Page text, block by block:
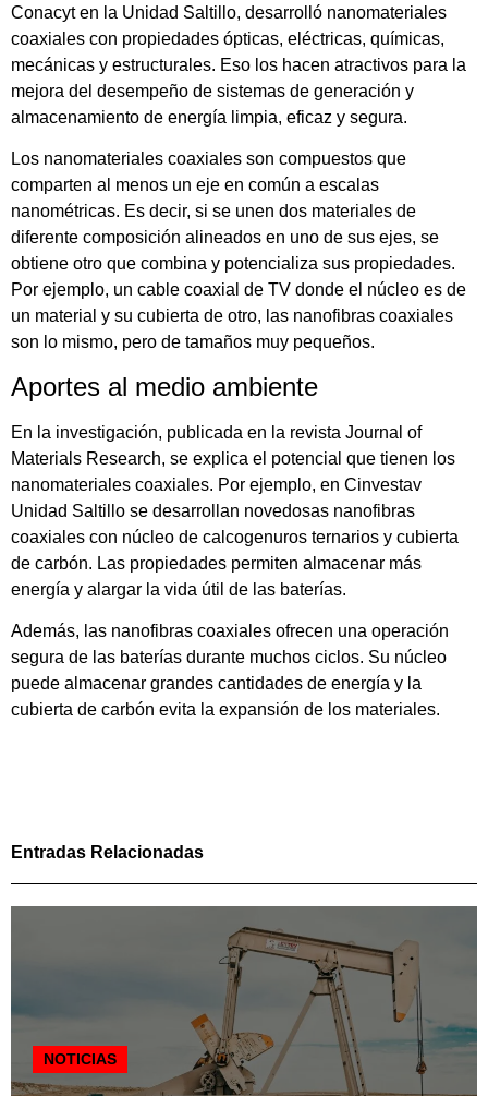
Conacyt en la Unidad Saltillo, desarrolló nanomateriales
coaxiales con propiedades ópticas, eléctricas, químicas,
mecánicas y estructurales. Eso los hacen atractivos para la
mejora del desempeño de sistemas de generación y
almacenamiento de energía limpia, eficaz y segura.
Los nanomateriales coaxiales son compuestos que
comparten al menos un eje en común a escalas
nanométricas. Es decir, si se unen dos materiales de
diferente composición alineados en uno de sus ejes, se
obtiene otro que combina y potencializa sus propiedades.
Por ejemplo, un cable coaxial de TV donde el núcleo es de
un material y su cubierta de otro, las nanofibras coaxiales
son lo mismo, pero de tamaños muy pequeños.
Aportes al medio ambiente
En la investigación, publicada en la revista Journal of
Materials Research, se explica el potencial que tienen los
nanomateriales coaxiales. Por ejemplo, en Cinvestav
Unidad Saltillo se desarrollan novedosas nanofibras
coaxiales con núcleo de calcogenuros ternarios y cubierta
de carbón. Las propiedades permiten almacenar más
energía y alargar la vida útil de las baterías.
Además, las nanofibras coaxiales ofrecen una operación
segura de las baterías durante muchos ciclos. Su núcleo
puede almacenar grandes cantidades de energía y la
cubierta de carbón evita la expansión de los materiales.
Entradas Relacionadas
NOTICIAS